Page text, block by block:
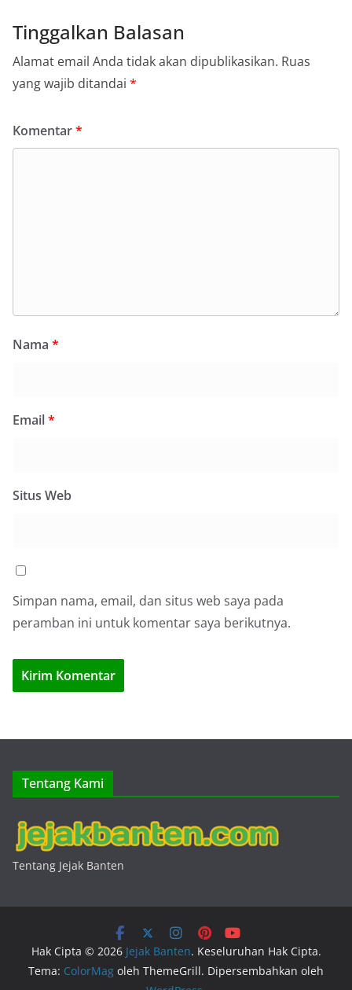
Tinggalkan Balasan
Alamat email Anda tidak akan dipublikasikan. Ruas
yang wajib ditandai *
Komentar*
Nama *
Email*
Situs Web
Simpan nama, email, dan situs web saya pada
peramban ini untuk komentar saya berikutnya.
Tentang Kami
Tentang Jejak Banten
Hak Cipta © 2026 Jejak Banten. Keseluruhan Hak Cipta.
Tema: ColorMag oleh ThemeGrill. Dipersembahkan oleh